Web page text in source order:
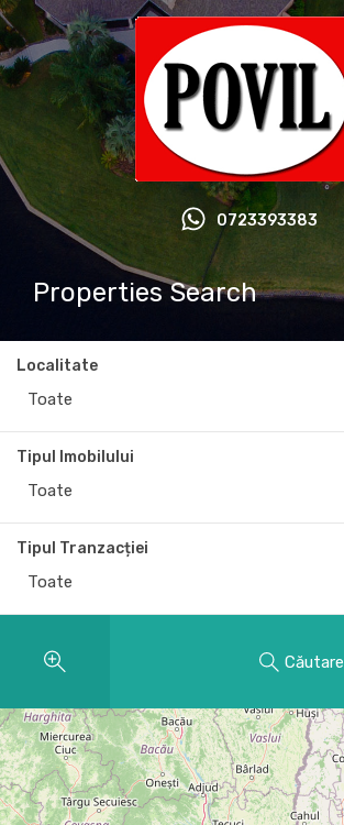
0723393383
Properties Search
Localitate
Toate
Tipul Imobilului
Toate
Tipul Tranzacției
Toate
Căutare